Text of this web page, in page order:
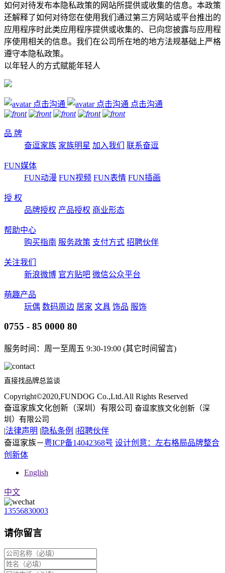
如何对待发布本隐私政策的网站所提供或收集的信息。本政策
还解释了如何对待您在使用我们通过第三方网站或平台推出的
应用程序时此类应用程序提供或收集的、已向您披露与应用程
序使用相关的信息。我们在公司所在地的地方法规基础上严格
遵守本隐私政策。
以年轻人的方式赋能年轻人
点击沟通
品 牌
奋逗家族 家族明星 加入我们 联系奋逗
FUN媒体
FUN动漫 FUN视频 FUN表情 FUN插画
授 权
品牌授权 产品授权 商业形态
帮助中心
购买指南 服务政策 支付方式 招聘伙伴
关注我们
新浪微博 官方贴吧 微信公众平台
萌趣产品
玩偶 数码周边 居家 文具 饰品 服饰
0755 - 85 0000 80
服务时间：周一至周五 9:30-19:00 (其它时间留言)
直接找品牌总监谈
Copyright©2020,FUNDOG Co.,Ltd.All Rights Reserved
奋逗家族文化创新（深圳）有限公司 奋逗家族文化创新（深
圳）有限公司
|法律声明 | 隐私条例 |招聘伙伴
奋逗家族－粤ICP备14042368号 设计创意：左右格局品牌整合
创新体
English
中文
13556830003
请你留言